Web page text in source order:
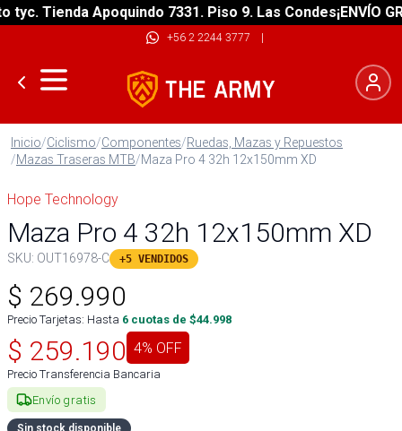
Tienda Apoquindo 7331. Piso 9. Las Condes¡ENVÍO
+56 2 2244 3777 |
Inicio/Ciclismo/Componentes/Ruedas, Mazas y Repuestos
/Mazas Traseras MTB/Maza Pro 4 32h 12x150mm XD
Hope Technology
Maza Pro 4 32h 12x150mm XD
SKU: OUT16978-C +5 VENDIDOS
$ 269.990
Precio Tarjetas: Hasta 6 cuotas de $44.998
$ 259.190 4% OFF
Precio Transferencia Bancaria
Envío gratis
Sin stock disponible